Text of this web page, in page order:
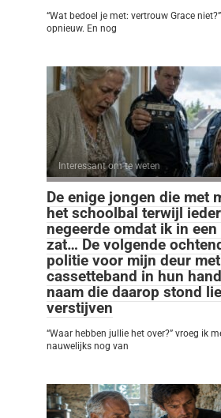
“Wat bedoel je met: vertrouw Grace
opnieuw. En nog
Interessant om te weten
De enige jongen die met
het schoolbal terwijl
negeerde omdat ik in
zat… De volgende
politie voor mijn deur
cassetteband in hun
naam die daarop stond
verstijven
“Waar hebben jullie het over?” vroeg ik
nauwelijks nog van